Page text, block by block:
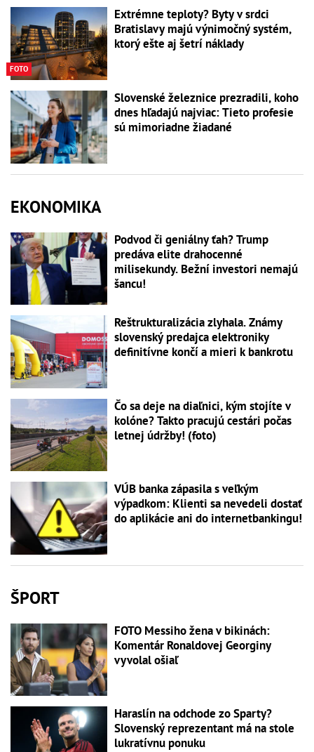
FOTO
Extrémne teploty? Byty v srdci
Bratislavy majú výnimočný systém,
ktorý ešte aj šetrí náklady
Slovenské železnice prezradili, koho
dnes hľadajú najviac: Tieto profesie
sú mimoriadne žiadané
EKONOMIKA
Podvod či geniálny ťah? Trump
predáva elite drahocenné
milisekundy. Bežní investori nemajú
šancu!
Reštrukturalizácia zlyhala. Známy
slovenský predajca elektroniky
definitívne končí a mieri k bankrotu
Čo sa deje na diaľnici, kým stojíte v
kolóne? Takto pracujú cestári počas
letnej údržby! (foto)
VÚB banka zápasila s veľkým
výpadkom: Klienti sa nevedeli dostať
do aplikácie ani do internetbankingu!
ŠPORT
FOTO Messiho žena v bikinách:
Komentár Ronaldovej Georginy
vyvolal ošiaľ
Haraslín na odchode zo Sparty?
Slovenský reprezentant má na stole
lukratívnu ponuku